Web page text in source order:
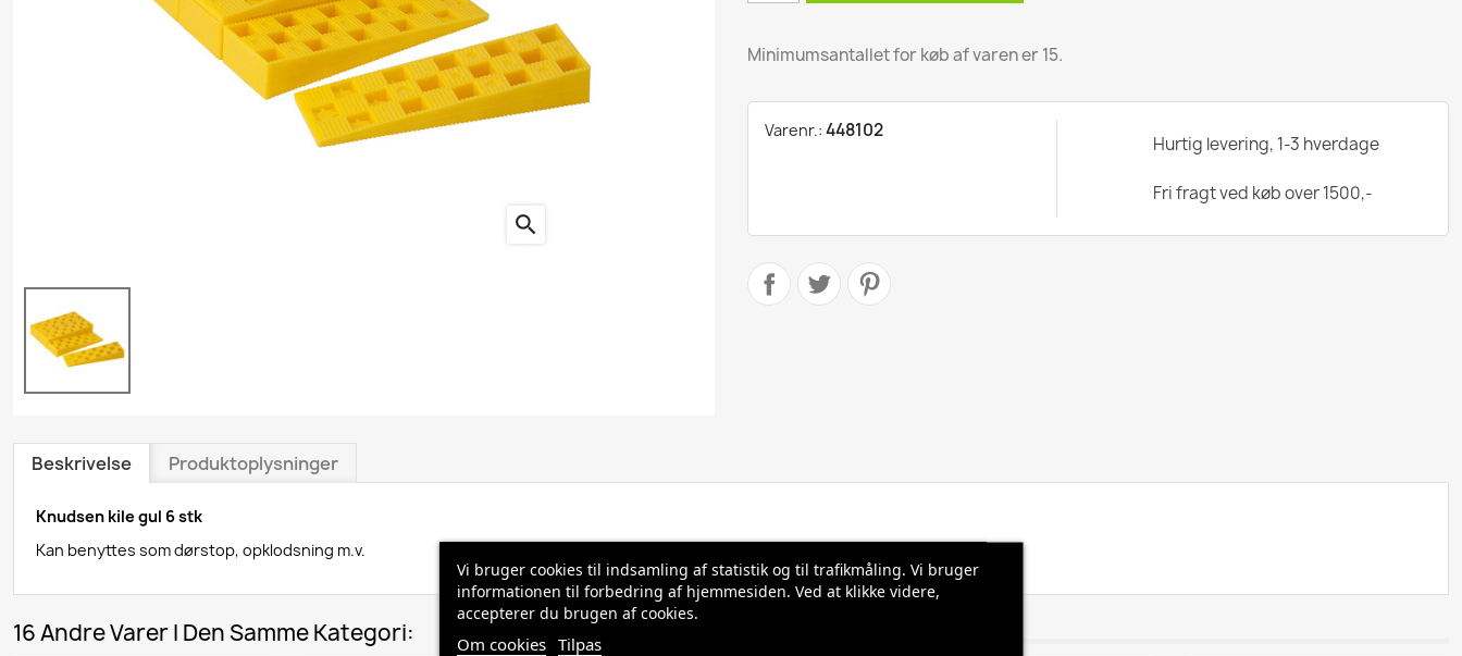
Gulvvask & Gulvbehandling
Køkkenrengøring
Personlig plejeprodukter
Polishprodukter
Træ- & Trægulvsproduktersearch
Minimumsantallet for køb af varen er 15.
Varenr.: 448102
Hurtig levering, 1-3 hverdage
Fri fragt ved køb over 1500,-
Beskrivelse Produktoplysninger
Knudsen kile gul 6 stk
Kan benyttes som dørstop, opklodsning m.v.
16 Andre Varer I Den Samme Kategori:
Vi bruger cookies til indsamling af statistik og til trafikmåling. Vi bruger
informationen til forbedring af hjemmesiden. Ved at klikke videre,
accepterer du brugen af cookies.
Om cookies Tilpas